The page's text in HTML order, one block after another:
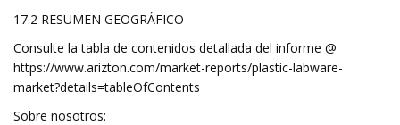
17.2 RESUMEN GEOGRÁFICO
Consulte la tabla de contenidos detallada del informe @
https://www.arizton.com/market-reports/plastic-labware-
market?details=tableOfContents
Sobre nosotros: